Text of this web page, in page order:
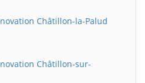
Châtillon-la-Palud
Châtillon-sur-